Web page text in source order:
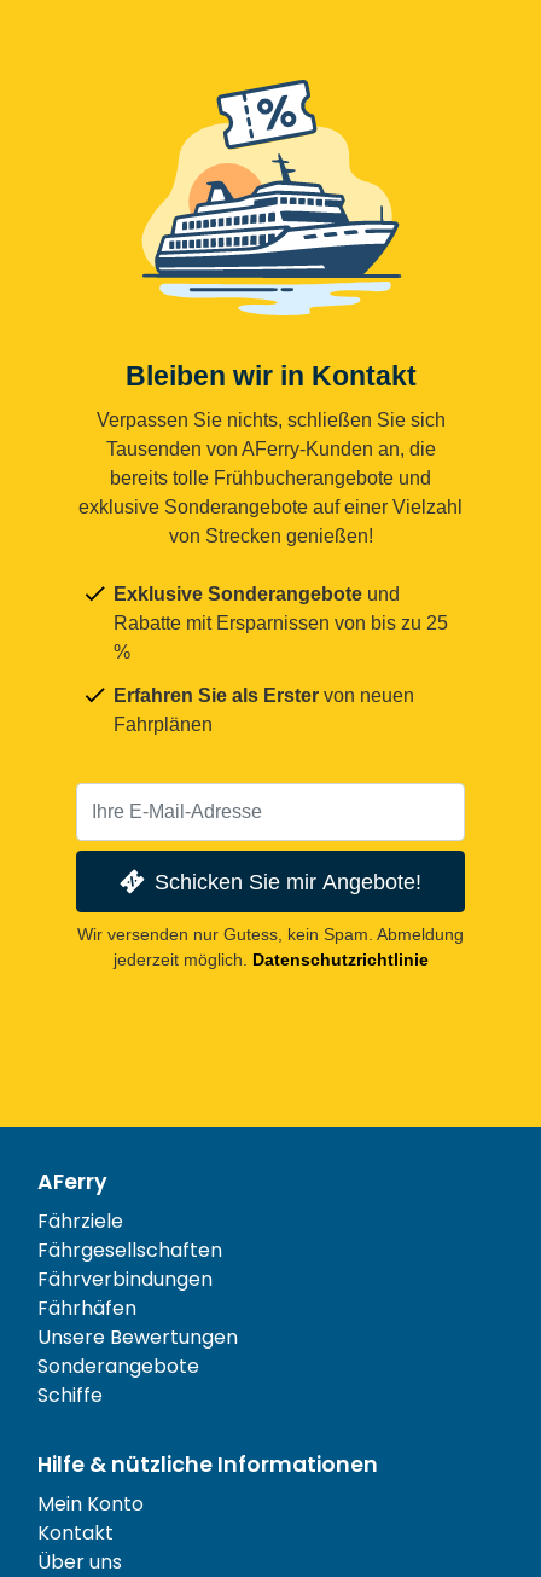
Bleiben wir in Kontakt
Verpassen Sie nichts, schließen Sie sich
Tausenden von AFerry-Kunden an, die
bereits tolle Frühbucherangebote und
exklusive Sonderangebote auf einer Vielzahl
von Strecken genießen!
Exklusive Sonderangebote und
Rabatte mit Ersparnissen von bis zu 25
%
Erfahren Sie als Erster von neuen
Fahrplänen
Schicken Sie mir Angebote!
Wir versenden nur Gutess, kein Spam. Abmeldung
jederzeit möglich. Datenschutzrichtlinie
AFerry
Fährziele
Fährgesellschaften
Fährverbindungen
Fährhäfen
Unsere Bewertungen
Sonderangebote
Schiffe
Hilfe & nützliche Informationen
Mein Konto
Kontakt
Über uns